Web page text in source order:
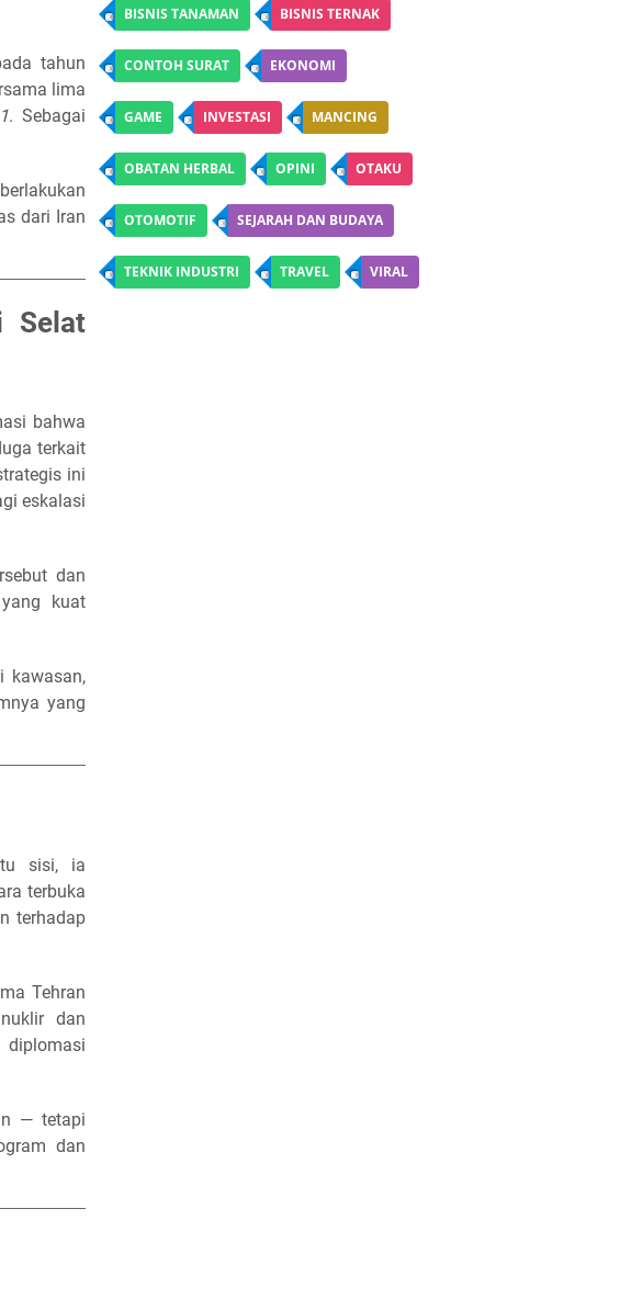
tahun
lima
. Sebagai
dari Iran
Selat
bahwa
terkait
ini
eskalasi
dan
kuat
kawasan,
yang
sisi, ia
terbuka
terhadap
Tehran
dan
diplomasi
— tetapi
dan
BISNIS TANAMAN BISNIS TERNAK
CONTOH SURAT EKONOMI
GAME INVESTASI MANCING
OBATAN HERBAL OPINI OTAKU
OTOMOTIF SEJARAH DAN BUDAYA
TEKNIK INDUSTRI TRAVEL VIRAL